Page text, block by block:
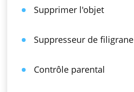
Supprimer l'objet
Suppresseur de filigrane
Contrôle parental